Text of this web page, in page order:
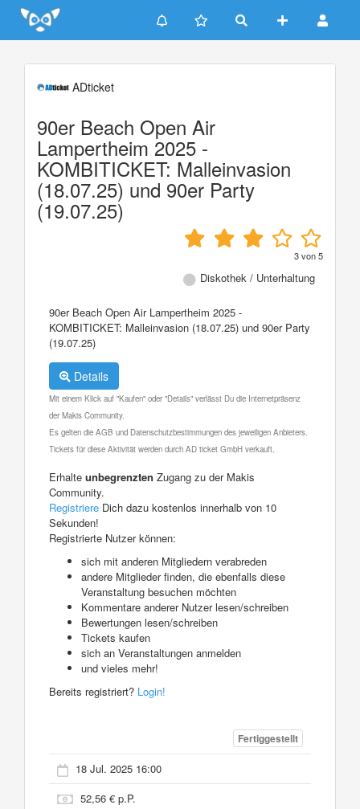
Update cookies preferences
ADticket
90er Beach Open Air
Lampertheim 2025 -
KOMBITICKET: Malleinvasion
(18.07.25) und 90er Party
(19.07.25)
3von5
Diskothek / Unterhaltung
90er Beach Open Air Lampertheim 2025 -
KOMBITICKET: Malleinvasion (18.07.25) und 90er Party
(19.07.25)
Details
Mit einem Klick auf "Kaufen" oder "Details" verlässt Du die Internetpräsenz
der Makis Community.
Es gelten die AGB und Datenschutzbestimmungen des jeweiligen Anbieters.
Tickets für diese Aktivität werden durch AD ticket GmbH verkauft.
Erhalte unbegrenzten Zugang zu der Makis
Community.
Registriere Dich dazu kostenlos innerhalb von 10
Sekunden!
Registrierte Nutzer können:
sich mit anderen Mitgliedern verabreden
andere Mitglieder finden, die ebenfalls diese
Veranstaltung besuchen möchten
Kommentare anderer Nutzer lesen/schreiben
Bewertungen lesen/schreiben
Tickets kaufen
sich an Veranstaltungen anmelden
und vieles mehr!
Bereits registriert? Login!
Fertiggestellt
18 Jul. 2025 16:00
52,56 € p.P.